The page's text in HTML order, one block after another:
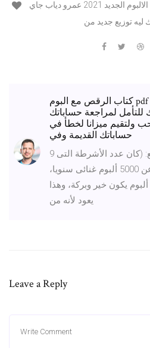
توزيع جديد من
كتاب الرقص مع البوم pdf تأليف غادة السمان كلمات
لمراجعة حساباتك
ولتقيم ميزانا لخطأ في
9 آب (أغسطس) 2014 وتابع: (كان عدد الأشرطة التى
تطرح في 2004 لا يقل عن 5000 ألبوم غنائى سنويا،
والآن لو وصلنا إلى 60 أو 70 ألبوم يكون خير وبركة، وهذا
Leave a Reply